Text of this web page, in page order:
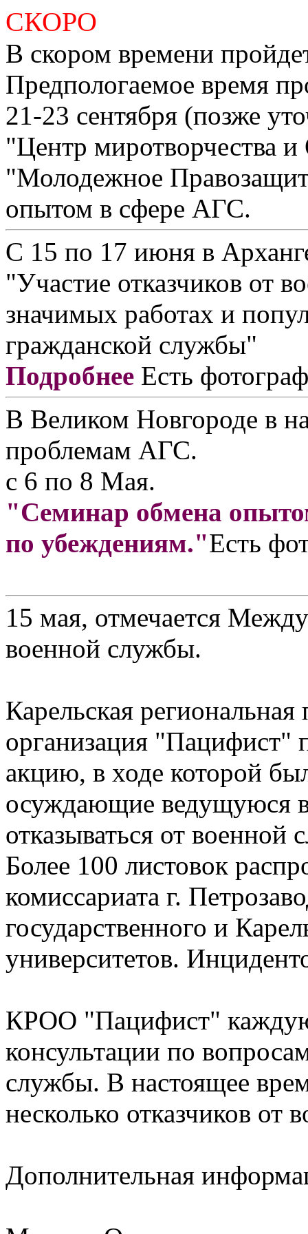
СКОРО
В скором времени
Предпологаемое время
21-23 сентября (позже
"Центр миротворчества
"Молодежное
опытом в сфере АГС.
С 15 по 17 июня в
"Участие отказчиков от
значимых работах и
гражданской службы"
Подробнее Есть
В Великом Новгороде в
проблемам АГС.
с 6 по 8 Мая.
"Семинар обмена
по убеждениям."Есть
15 мая, отмечается
военной службы.
Карельская
организация
акцию, в ходе которой
осуждающие ведущуюся
отказываться от
Более 100 листовок
комиссариата г.
государственного и
университетов.
КРОО "Пацифист"
консультации по
службы. В настоящее
несколько отказчиков
Дополнительная